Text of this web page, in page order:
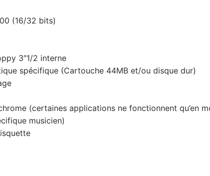
(16/32 bits)
3″1/2 interne
spécifique (Cartouche 44MB et/ou disque dur)
(certaines applications ne fonctionnent qu’en
musicien)